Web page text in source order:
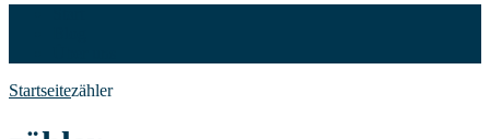
Startseitezähler